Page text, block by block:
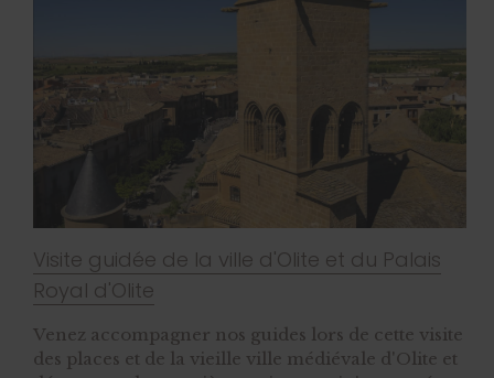
Visite guidée de la ville d'Olite et du Palais
Royal d'Olite
Venez accompagner nos guides lors de cette visite
des places et de la vieille ville médiévale d'Olite et